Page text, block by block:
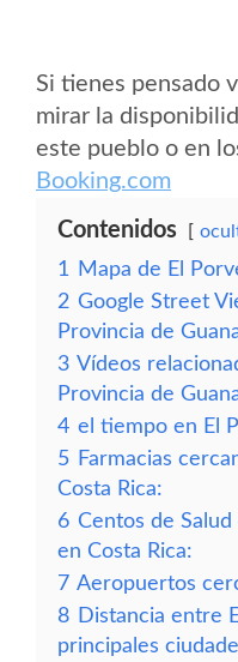
Si tienes pensado
mirar la
este pueblo o en
Booking.com
Contenidos
1
Mapa de El
2 Google Street
Provincia de
3 Vídeos
Provincia de
4 el tiempo en El
5 Farmacias
Costa Rica:
6 Centos de
en Costa Rica:
7 Aeropuertos
8 Distancia entre
principales